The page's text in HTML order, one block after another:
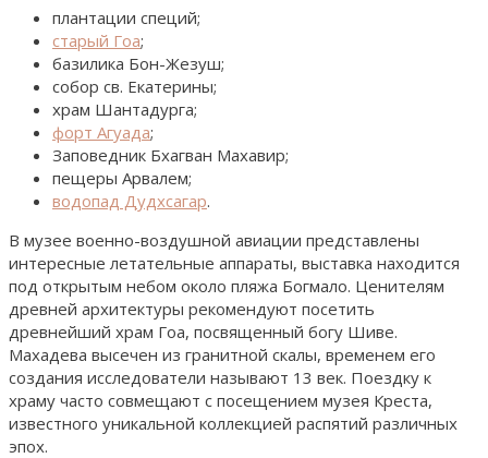
плантации специй;
старый Гоа;
базилика Бон-Жезуш;
собор св. Екатерины;
храм Шантадурга;
форт Агуада;
Заповедник Бхагван Махавир;
пещеры Арвалем;
водопад Дудхсагар.
В музее военно-воздушной авиации представлены
интересные летательные аппараты, выставка находится
под открытым небом около пляжа Богмало. Ценителям
древней архитектуры рекомендуют посетить
древнейший храм Гоа, посвященный богу Шиве.
Махадева высечен из гранитной скалы, временем его
создания исследователи называют 13 век. Поездку к
храму часто совмещают с посещением музея Креста,
известного уникальной коллекцией распятий различных
эпох.